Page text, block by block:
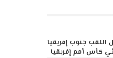
جنوب إفريقيا
كأس أمم إفريقيا